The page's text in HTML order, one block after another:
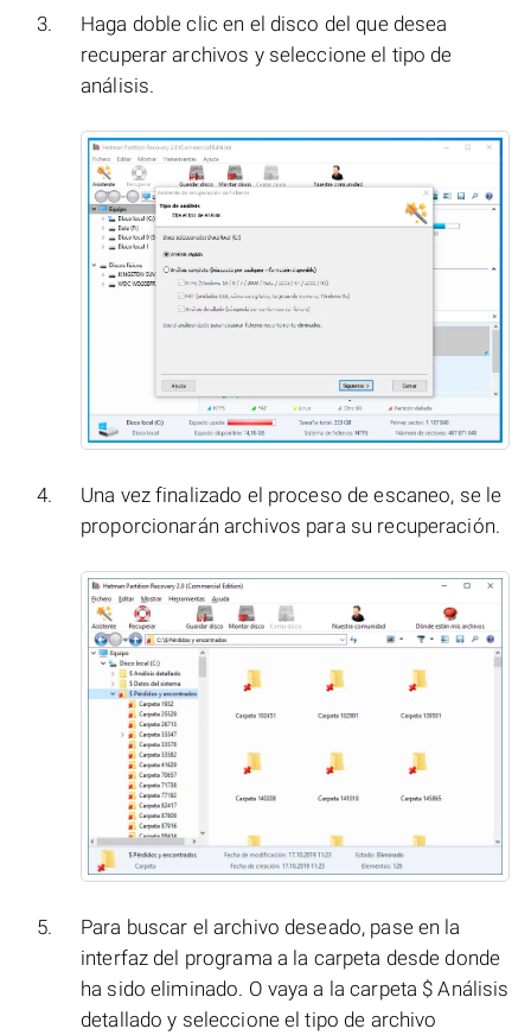
Haga doble clic en el disco del que desea
recuperar archivos y seleccione el tipo de
análisis.
Una vez finalizado el proceso de escaneo, se le
proporcionarán archivos para su recuperación.
Para buscar el archivo deseado, pase en la
interfaz del programa a la carpeta desde donde
ha sido eliminado. O vaya a la carpeta $ Análisis
detallado y seleccione el tipo de archivo